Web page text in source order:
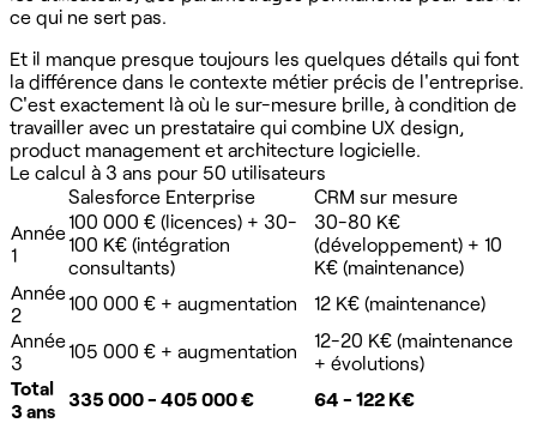
ce qui ne sert pas.
Et il manque presque toujours les quelques détails qui font
la différence dans le contexte métier précis de l'entreprise.
C'est exactement là où le sur-mesure brille, à condition de
travailler avec un prestataire qui combine UX design,
product management et architecture logicielle.
Le calcul à 3 ans pour 50 utilisateurs
Salesforce Enterprise
CRM sur mesure
Année
1
100 000 € (licences) + 30-
100 K€ (intégration
consultants)
30-80 K€
(développement) + 10
K€ (maintenance)
Année
2
100 000 € + augmentation
12 K€ (maintenance)
Année
3
105 000 € + augmentation
12-20 K€ (maintenance
+ évolutions)
Total
3 ans
335 000 - 405 000 € 64 - 122 K€